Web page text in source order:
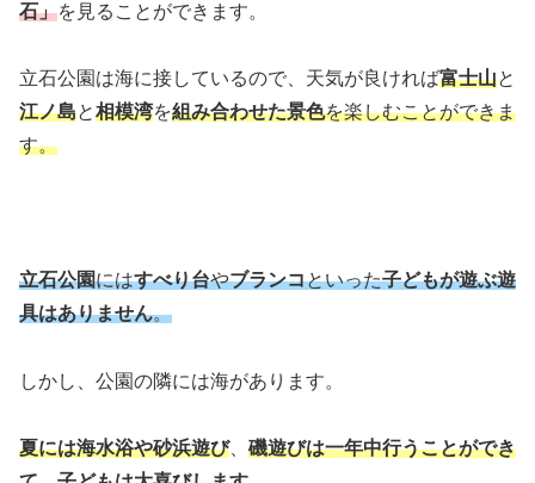
石」を見ることができます。
立石公園は海に接しているので、天気が良ければ富士山と
江ノ島と相模湾を組み合わせた景色を楽しむことができま
す。
立石公園にはすべり台やブランコといった子どもが遊ぶ遊
具はありません。
しかし、公園の隣には海があります。
夏には海水浴や砂浜遊び、 磯遊びは一年中行うことができ